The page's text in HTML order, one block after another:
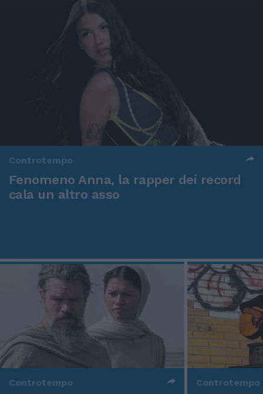
Controtempo
Fenomeno Anna, la rapper dei record
cala un altro asso
Controtempo Controtempo